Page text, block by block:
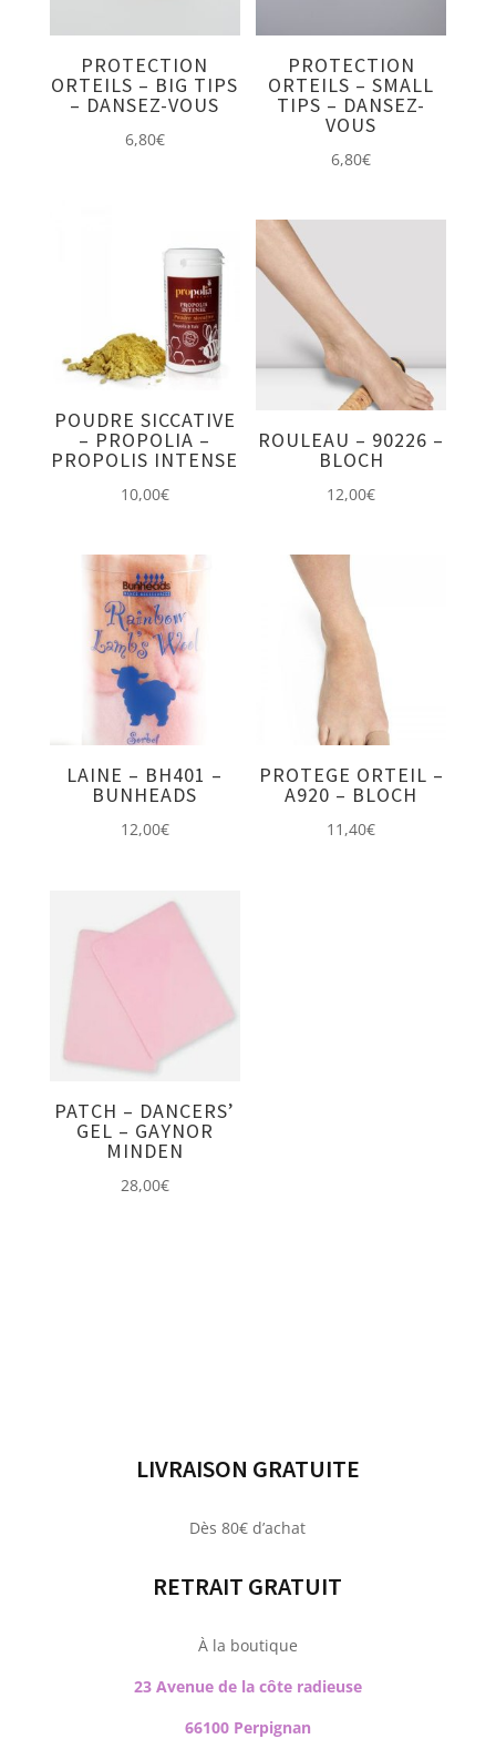
PROTECTION
ORTEILS – BIG TIPS
– DANSEZ-VOUS
6,80€
PROTECTION
ORTEILS – SMALL
TIPS – DANSEZ-
VOUS
6,80€
POUDRE SICCATIVE
– PROPOLIA –
PROPOLIS INTENSE
10,00€
ROULEAU – 90226 –
BLOCH
12,00€
LAINE – BH401 –
BUNHEADS
12,00€
PROTEGE ORTEIL –
A920 – BLOCH
11,40€
PATCH – DANCERS’
GEL – GAYNOR
MINDEN
28,00€
LIVRAISON GRATUITE
Dès 80€ d’achat
RETRAIT GRATUIT
À la boutique
23 Avenue de la côte radieuse
66100 Perpignan